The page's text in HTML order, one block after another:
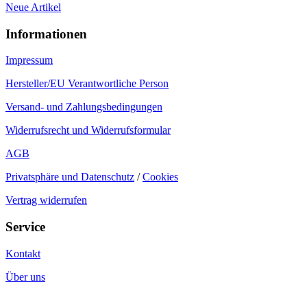
Neue Artikel
Informationen
Impressum
Hersteller/EU Verantwortliche Person
Versand- und Zahlungsbedingungen
Widerrufsrecht und Widerrufsformular
AGB
Privatsphäre und Datenschutz /Cookies
Vertrag widerrufen
Service
Kontakt
Über uns